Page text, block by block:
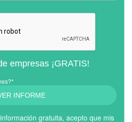
empresas ¡GRATIS!
INFORME
gratuita, acepto que mis